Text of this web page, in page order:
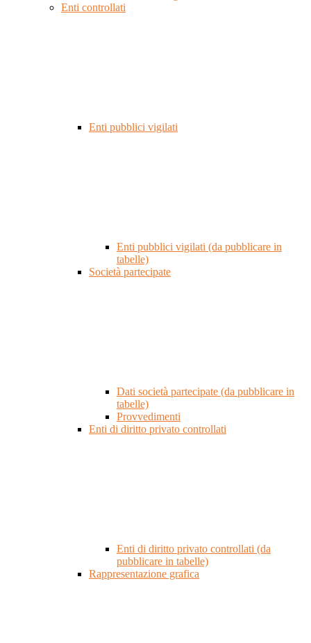
Enti controllati
Enti pubblici vigilati
Enti pubblici vigilati (da pubblicare in
tabelle)
Società partecipate
Dati società partecipate (da pubblicare in
tabelle)
Provvedimenti
Enti di diritto privato controllati
Enti di diritto privato controllati (da
pubblicare in tabelle)
Rappresentazione grafica